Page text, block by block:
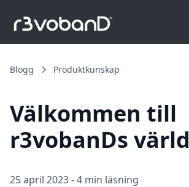
Blogg Produktkunskap
Välkommen till
r3vobanDs värld
25 april 2023-4 min läsning